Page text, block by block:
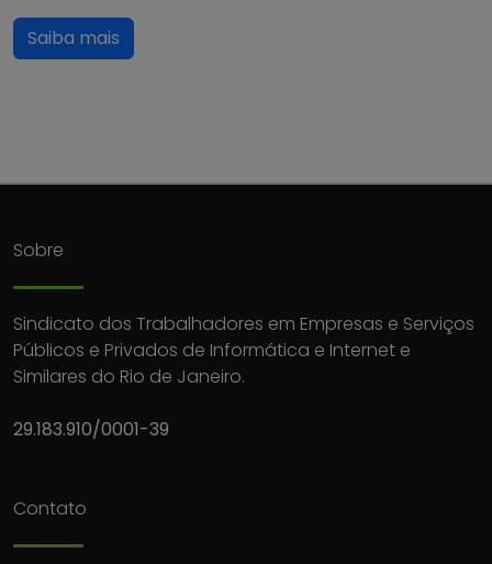
Saiba mais
Sobre
Sindicato dos Trabalhadores em Empresas e Serviços
Públicos e Privados de Informática e Internet e
Similares do Rio de Janeiro.
29.183.910/0001-39
Contato